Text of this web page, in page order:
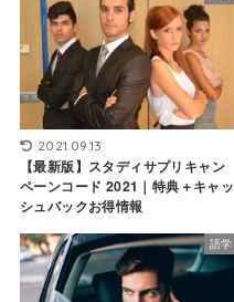
2021.09.13
【最新版】スタディサプリキャン
ペーンコード 2021｜特典＋キャッ
シュバックお得情報
語学